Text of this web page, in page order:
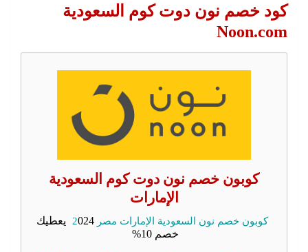
كود خصم نون دوت كوم السعودية
Noon.com
كوبون خصم نون دوت كوم السعودية
الإمارات
كوبون خصم نون السعودية الإمارات مصر 2
024 يعطيك
خصم 10%